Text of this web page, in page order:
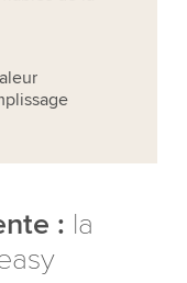
: la